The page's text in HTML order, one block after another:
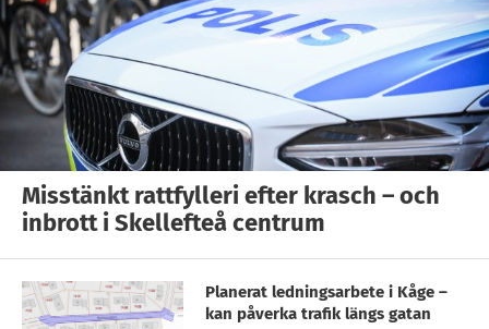
Misstänkt rattfylleri efter krasch – och
inbrott i Skellefteå centrum
Planerat ledningsarbete i Kåge –
kan påverka trafik längs gatan